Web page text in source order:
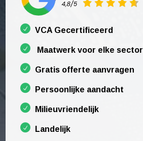
VCA Gecertificeerd
Maatwerk voor elke sector
Gratis offerte aanvragen
Persoonlijke aandacht
Milieuvriendelijk
Landelijk